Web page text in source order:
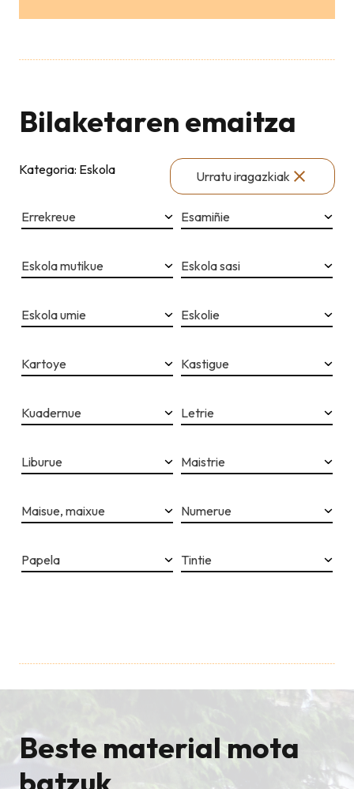
Bilaketaren emaitza
Kategoria: Eskola Urratu iragazkiak
Errekreue Esamiñie
Eskola mutikue Eskola sasi
Eskola umie Eskolie
Kartoye Kastigue
Kuadernue Letrie
Liburue Maistrie
Maisue, maixue Numerue
Papela Tintie
Beste material mota